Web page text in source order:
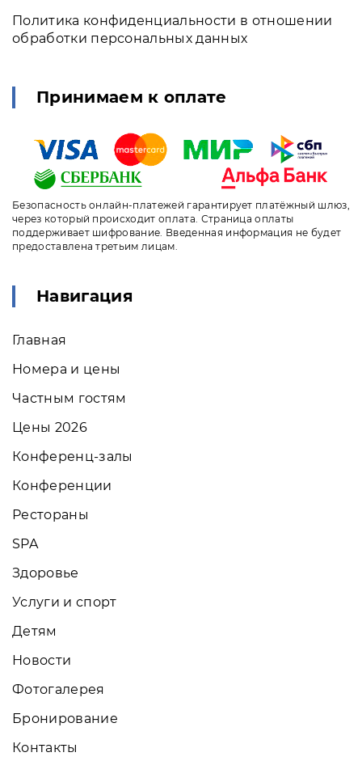
Политика конфиденциальности в отношении
обработки персональных данных
Принимаем к оплате
Безопасность онлайн-платежей гарантирует платёжный шлюз,
через который происходит оплата. Страница оплаты
поддерживает шифрование. Введенная информация не будет
предоставлена третьим лицам.
Навигация
Главная
Номера и цены
Частным гостям
Цены 2026
Конференц-залы
Конференции
Рестораны
SPA
Здоровье
Услуги и спорт
Детям
Новости
Фотогалерея
Бронирование
Контакты